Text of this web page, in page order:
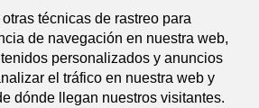
técnicas de rastreo para
de navegación en nuestra web,
personalizados y anuncios
el tráfico en nuestra web y
dónde llegan nuestros visitantes.